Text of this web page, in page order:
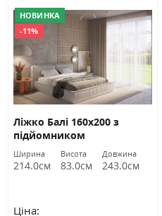
НОВИНКА
-11%
Ліжко Балі 160х200 з
підйомником
Ширина
214.0см
Висота
83.0см
Довжина
243.0см
Ціна: